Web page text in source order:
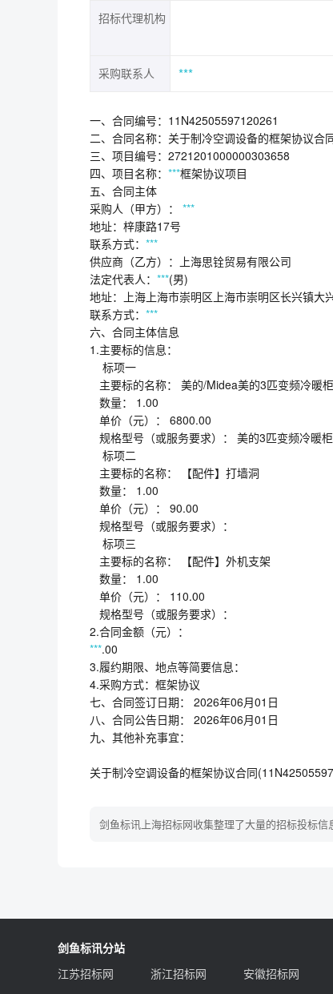
招标代理机构
采购联系人 ***
一、合同编号：11N42505597120261
二、合同名称：关于制冷空调设备的框架协议合
三、项目编号：2721201000000303658
四、项目名称： ***框架协议项目
五、合同主体
采购人（甲方）： ***
地址：梓康路17号
联系方式： ***
供应商（乙方）：上海思铨贸易有限公司
法定代表人： ***(男)
地址：上海上海市崇明区上海市崇明区长兴镇大
联系方式： ***
六、合同主体信息
1.主要标的信息：
标项一
主要标的名称： 美的/Midea美的3匹变频冷暖
数量： 1.00
单价（元）： 6800.00
规格型号（或服务要求）： 美的3匹变频冷暖
标项二
主要标的名称： 【配件】打墙洞
数量： 1.00
单价（元）： 90.00
规格型号（或服务要求）：
标项三
主要标的名称： 【配件】外机支架
数量： 1.00
单价（元）： 110.00
规格型号（或服务要求）：
2.合同金额（元）：
***.00
3.履约期限、地点等简要信息：
4.采购方式：框架协议
七、合同签订日期： 2026年06月01日
八、合同公告日期： 2026年06月01日
九、其他补充事宜：
关于制冷空调设备的框架协议合同
剑鱼标讯上海招标网收集整理了大量的招标投标
剑鱼标讯分站
江苏招标网
浙江招标网 安徽招标网